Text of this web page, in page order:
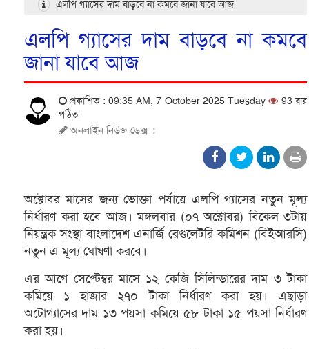
এলপি গ্যাসের দাম বাড়বে না কমবে জানা যাবে আজ
এলপি গ্যাসের দাম বাড়বে না কমবে
জানা যাবে আজ
প্রকাশিত : 09:35 AM, 7 October 2025 Tuesday
93 বার
পঠিত
অনলাইন নিউজ ডেক্স :
অক্টোবর মাসের জন্য ভোক্তা পর্যায়ে এলপি গ্যাসের নতুন মূল্য
নির্ধারণ করা হবে আজ। মঙ্গলবার (০৭ অক্টোবর) বিকেল ৩টায়
নিয়ন্ত্রক সংস্থা বাংলাদেশ এনার্জি রেগুলেটরি কমিশন (বিইআরসি)
নতুন এ মূল্য ঘোষণা করবে।
এর আগে সেপ্টেম্বর মাসে ১২ কেজি সিলিন্ডারের দাম ৩ টাকা
কমিয়ে ১ হাজার ২৭০ টাকা নির্ধারণ করা হয়। এছাড়া
অটোগ্যাসের দাম ১৩ পয়সা কমিয়ে ৫৮ টাকা ১৫ পয়সা নির্ধারণ
করা হয়।